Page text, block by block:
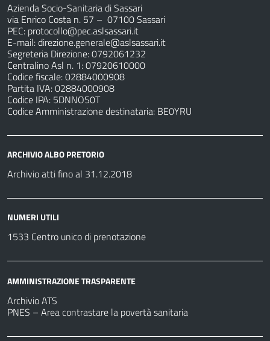
Azienda Socio-Sanitaria di Sassari
via Enrico Costa n. 57 – 07100 Sassari
PEC: protocollo@pec.aslsassari.it
E-mail:direzione.generale@aslsassari.it
Segreteria Direzione: 0792061232
Centralino Asl n. 1: 07920610000
Codice fiscale: 02884000908
Partita IVA: 02884000908
Codice IPA: 5DNNOS0T
Codice Amministrazione destinataria: BE0YRU
ARCHIVIO ALBO PRETORIO
Archivio atti fino al 31.12.2018
NUMERI UTILI
1533 Centro unico di prenotazione
AMMINISTRAZIONE TRASPARENTE
Archivio ATS
PNES – Area contrastare la povertà sanitaria